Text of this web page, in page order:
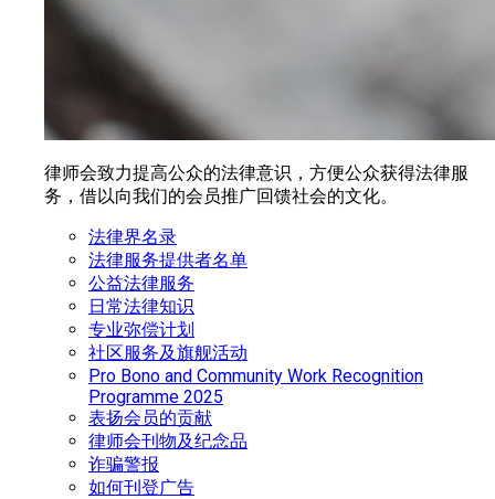
律师会致力提高公众的法律意识，方便公众获得法律服
务，借以向我们的会员推广回馈社会的文化。
法律界名录
法律服务提供者名单
公益法律服务
日常法律知识
专业弥偿计划
社区服务及旗舰活动
Pro Bono and Community Work Recognition
Programme 2025
表扬会员的贡献
律师会刊物及纪念品
诈骗警报
如何刊登广告